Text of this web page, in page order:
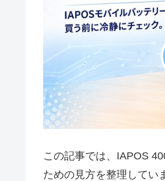
この記事では、IAPOS
ための見方を整理してい